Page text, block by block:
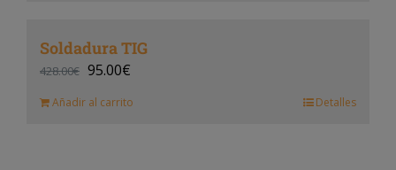
Soldadura TIG
428.00€ 95.00€
Añadir al carrito Detalles